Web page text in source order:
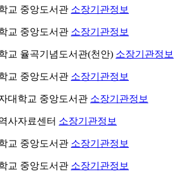
교 중앙도서관 소장기관정보
교 중앙도서관 소장기관정보
교 율곡기념도서관(천안) 소장기관정보
교 중앙도서관 소장기관정보
대학교 중앙도서관 소장기관정보
사자료센터 소장기관정보
교 중앙도서관 소장기관정보
교 중앙도서관 소장기관정보